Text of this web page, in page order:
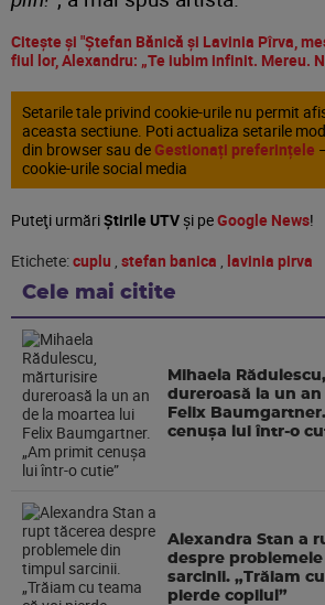
Citește și "Ștefan Bănică și Lavinia Pîrva,
fiul lor, Alexandru: „Te iubim infinit. Mereu.
Setarile tale privind cookie-urile nu permit
aceasta sectiune. Poti actualiza setarile
din browser sau de Gestionați preferințele
cookie-urile social media
Puteţi urmăriȘtirile UTVşi peGoogle News!
Etichete:cuplu , stefan banica , lavinia pirva
Cele mai citite
Mihaela
dureroasă la un an
Felix
cenușa lui într-o
Alexandra Stan a
despre
sarcinii. „Trăiam
pierde copilul”